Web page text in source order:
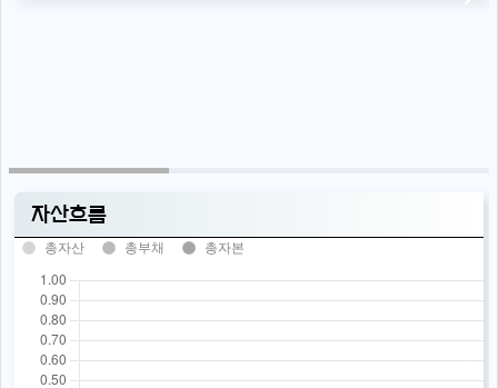
자산흐름
총자산 총부채 총자본